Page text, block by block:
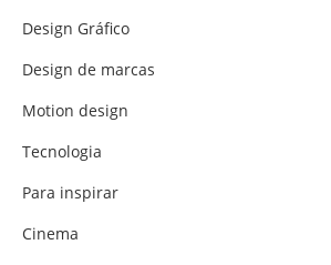
Design Gráfico
Design de marcas
Motion design
Tecnologia
Para inspirar
Cinema